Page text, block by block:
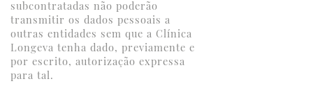
subcontratadas não poderão
transmitir os dados pessoais a
outras entidades sem que a Clínica
Longeva tenha dado, previamente e
por escrito, autorização expressa
para tal.